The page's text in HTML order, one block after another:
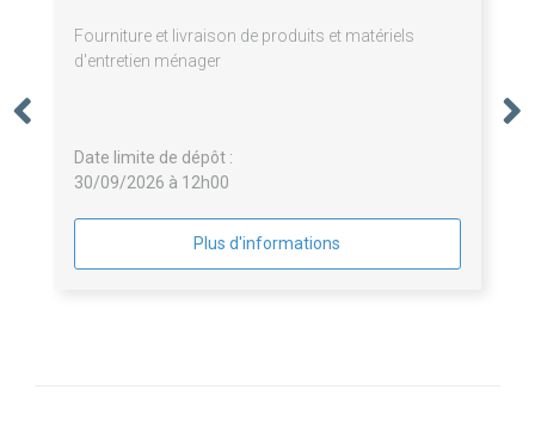
Fourniture et livraison de produits et matériels
d'entretien ménager
Date limite de dépôt :
30/09/2026 à 12h00
Plus d'informations